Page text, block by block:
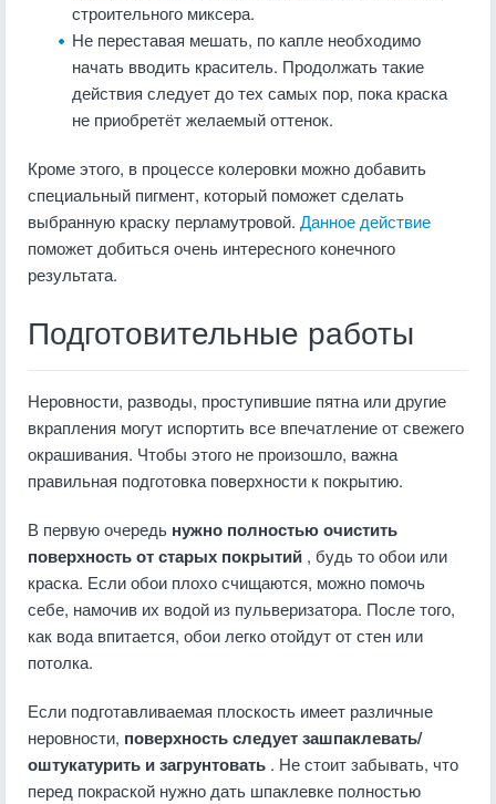
строительного миксера.
Не переставая мешать, по капле необходимо
начать вводить краситель. Продолжать такие
действия следует до тех самых пор, пока краска
не приобретёт желаемый оттенок.
Кроме этого, в процессе колеровки можно добавить
специальный пигмент, который поможет сделать
выбранную краску перламутровой. Данное действие
поможет добиться очень интересного конечного
результата.
Подготовительные работы
Неровности, разводы, проступившие пятна или другие
вкрапления могут испортить все впечатление от свежего
окрашивания. Чтобы этого не произошло, важна
правильная подготовка поверхности к покрытию.
В первую очередь нужно полностью очистить
поверхность от старых покрытий , будь то обои или
краска. Если обои плохо счищаются, можно помочь
себе, намочив их водой из пульверизатора. После того,
как вода впитается, обои легко отойдут от стен или
потолка.
Если подготавливаемая плоскость имеет различные
неровности, поверхность следует зашпаклевать/
оштукатурить и загрунтовать . Не стоит забывать, что
перед покраской нужно дать шпаклевке полностью